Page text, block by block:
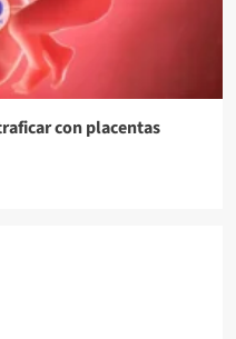
con placentas